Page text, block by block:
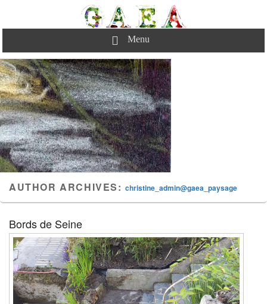
principal
Gaea Paysages Menu
AUTHOR ARCHIVES:christine_admin@gaea_paysage
Bords de Seine